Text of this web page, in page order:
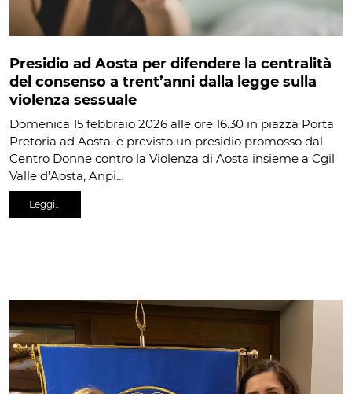
Presidio ad Aosta per difendere la centralità
del consenso a trent’anni dalla legge sulla
violenza sessuale
Domenica 15 febbraio 2026 alle ore 16.30 in piazza Porta
Pretoria ad Aosta, è previsto un presidio promosso dal
Centro Donne contro la Violenza di Aosta insieme a Cgil
Valle d’Aosta, Anpi…
Leggi…